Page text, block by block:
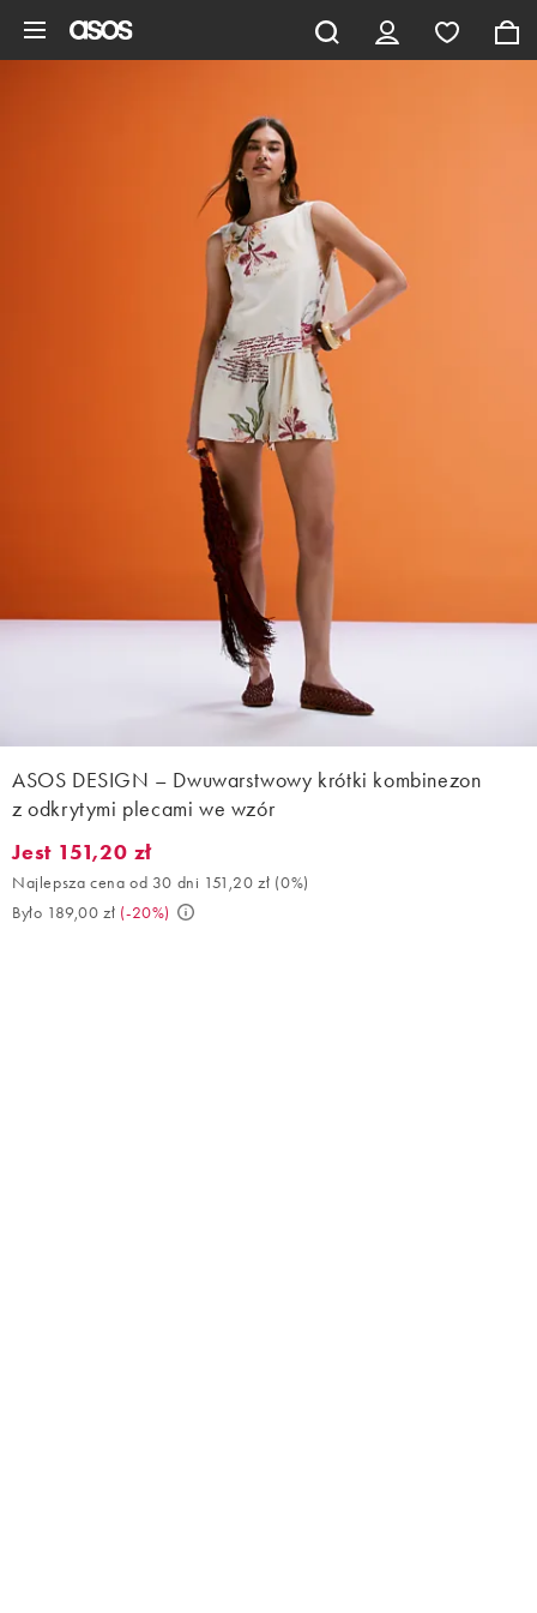
ASOS DESIGN – Dwuwarstwowy krótki kombinezon
z odkrytymi plecami we wzór
Jest 151,20 zł. Najlepsza cena od 30 dni 151,20 zł (0%). Było
Jest 151,20 zł
Najlepsza cena od 30 dni 151,20 zł (0%)
Było 189,00 zł (-20%)